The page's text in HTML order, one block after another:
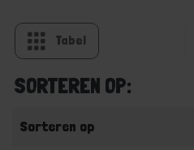
Tabel
SORTEREN OP:
Sorteren op